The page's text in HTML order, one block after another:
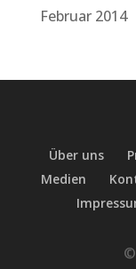
Februar 2014
Über uns
Medien
©